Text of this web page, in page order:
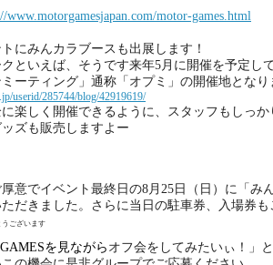
www.motorgamesjapan.com/motor-games.html
にみんカラブースも出展します！
といえば、そうです来年5月に開催を予定し
ミーティング」通称「オプミ」の開催地となり
userid/285744/blog/42919619/
楽しく開催できるように、スタッフもしっか
ズも販売しますよー
意でイベント最終日の8月25日（日）に「み
だきました。さらに当日の駐車券、入場券
うございます
を見ながらオフ会をしてみたいぃ！」